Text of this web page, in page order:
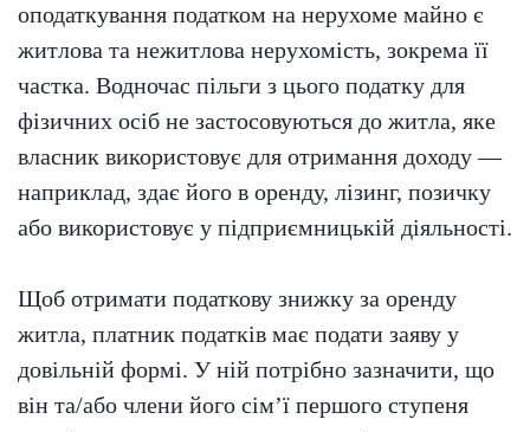
оподаткування податком на нерухоме майно є
житлова та нежитлова нерухомість, зокрема її
частка. Водночас пільги з цього податку для
фізичних осіб не застосовуються до житла, яке
власник використовує для отримання доходу —
наприклад, здає його в оренду, лізинг, позичку
або використовує у підприємницькій діяльності.
Щоб отримати податкову знижку за оренду
житла, платник податків має подати заяву у
довільній формі. У ній потрібно зазначити, що
він та/або члени його сім’ї першого ступеня